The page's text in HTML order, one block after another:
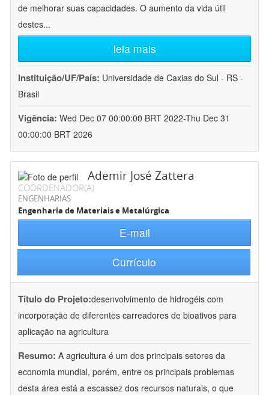
de melhorar suas capacidades. O aumento da vida útil
destes...
leia mais
Instituição/UF/País: Universidade de Caxias do Sul - RS -
Brasil
Vigência: Wed Dec 07 00:00:00 BRT 2022-Thu Dec 31
00:00:00 BRT 2026
Ademir José Zattera
COORDENADOR(A)
ENGENHARIAS
Engenharia de Materiais e Metalúrgica
E-mail
Currículo
Título do Projeto:desenvolvimento de hidrogéis com
incorporação de diferentes carreadores de bioativos para
aplicação na agricultura
Resumo: A agricultura é um dos principais setores da
economia mundial, porém, entre os principais problemas
desta área está a escassez dos recursos naturais, o que